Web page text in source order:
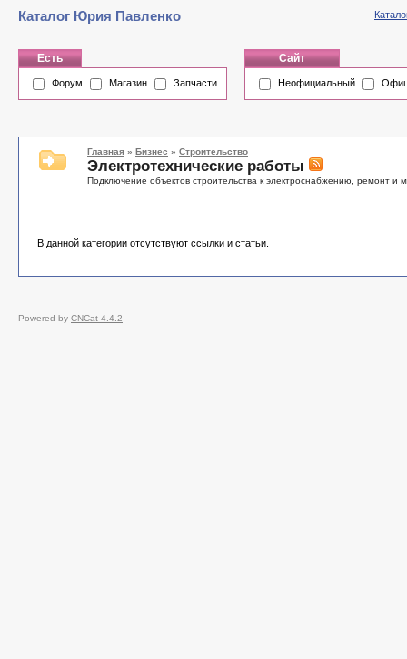
Каталог Юрия Павленко
Есть
Форум Магазин Запчасти
Сайт
Неофициальный
Главная » Бизнес » Строительство
Электротехнические работы
Подключение объектов строительства к электроснабжению, ремонт и
В данной категории отсутствуют ссылки и статьи.
Powered by CNCat 4.4.2